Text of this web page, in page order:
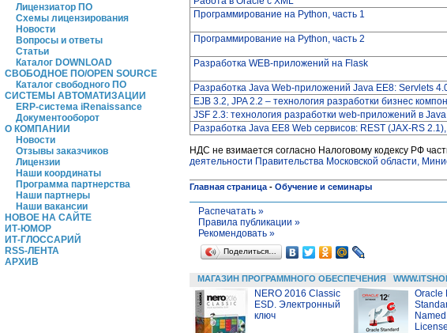
Лицензиатор ПО
Схемы лицензирования
Новости
Вопросы и ответы
Статьи
Каталог DOWNLOAD
СВОБОДНОЕ ПО/OPEN SOURCE
Каталог свободного ПО
СИСТЕМЫ АВТОМАТИЗАЦИИ
ERP-система iRenaissance
Документооборот
О КОМПАНИИ
Новости
Отзывы заказчиков
Лицензии
Наши координаты
Программа партнерства
Наши партнеры
Наши вакансии
НОВОЕ НА САЙТЕ
ИТ-ЮМОР
ИТ-ГЛОССАРИЙ
RSS-ЛЕНТА
АРХИВ
Программирование на Python, часть 1
Программирование на Python, часть 2
Разработка WEB-приложений на Flask
Разработка Java Web-приложений Java EE8: Servlets
EJB 3.2, JPA 2.2 – технология разработки бизнес
JSF 2.3: технология разработки web-приложений в
Разработка Java EE8 Web сервисов: REST (JAX-RS
НДС не взимается согласно Налоговому кодексу РФ
деятельности Правительства Московской области,
Главная страница - Обучение и семинары
Распечатать »
Правила публикации »
Рекомендовать »
Поделиться…
МАГАЗИН ПРОГРАММНОГО ОБЕСПЕЧЕНИЯ
NERO 2016 Classic
ESD. Электронный
ключ
Oracle
License